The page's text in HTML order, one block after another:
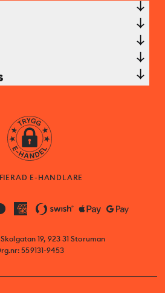
E-HANDLARE
19, 923 31 Storuman
559131-9453